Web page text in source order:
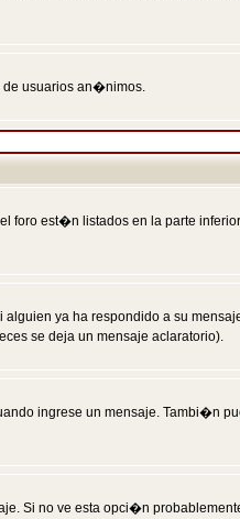
de usuarios an�nimos.
foro est�n listados en la parte
alguien ya ha respondido a su
se deja un mensaje aclaratorio).
ingrese un mensaje. Tambi�n
Si no ve esta opci�n